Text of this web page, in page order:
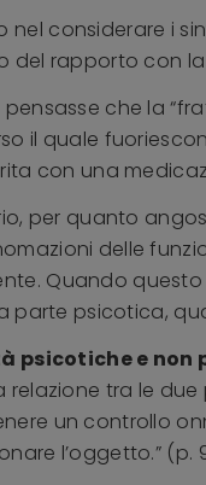
nel considerare i
del rapporto con
che la
il quale
con una
per quanto
delle
Quando
parte psicotica,
psicotiche e non
relazione tra le
un controllo
l’oggetto.” (p.